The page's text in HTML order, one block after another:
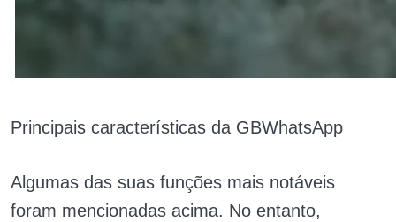
Principais características da GBWhatsApp
Algumas das suas funções mais notáveis
foram mencionadas acima. No entanto,